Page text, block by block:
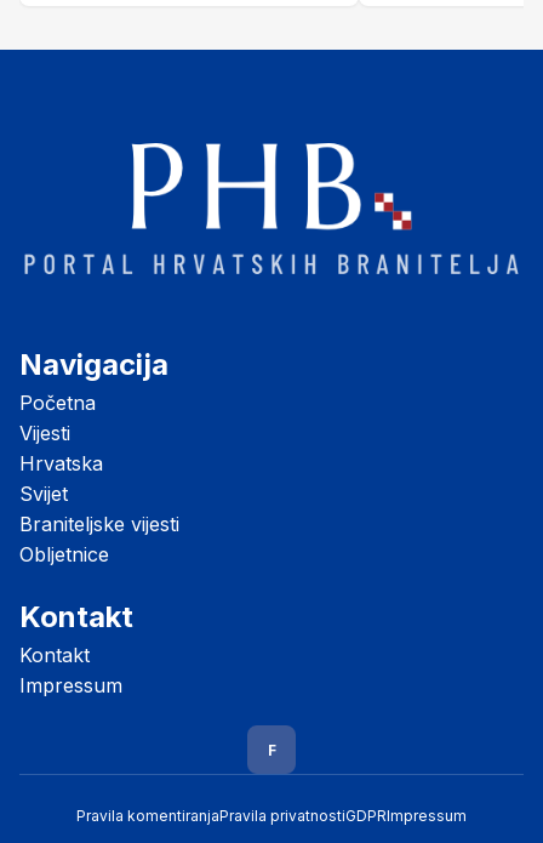
Navigacija
Početna
Vijesti
Hrvatska
Svijet
Braniteljske vijesti
Obljetnice
Kontakt
Kontakt
Impressum
F
Pravila komentiranjaPravila privatnostiGDPRImpressum